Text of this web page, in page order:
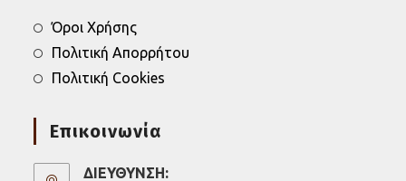
Όροι Χρήσης
Πολιτική Απορρήτου
Πολιτική Cookies
Επικοινωνία
ΔΙΕΥΘΥΝΣΗ: